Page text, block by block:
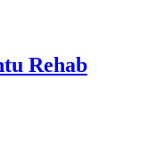
Rehab